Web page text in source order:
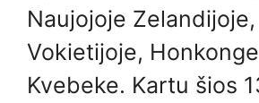
Naujojoje Zelandijoje,
Vokietijoje,
Kvebeke. Kartu šios